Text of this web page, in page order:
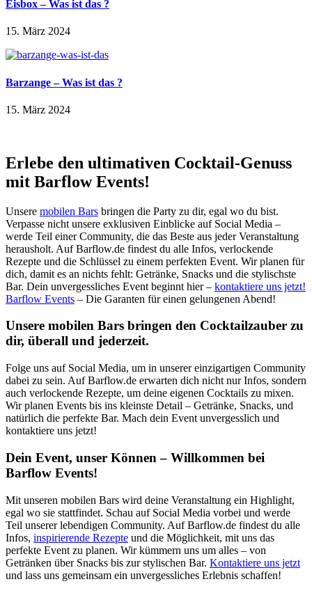
Eisbox – Was ist das ?
15. März 2024
Barzange – Was ist das ?
15. März 2024
Erlebe den ultimativen Cocktail-Genuss
mit Barflow Events!
Unsere mobilen Bars bringen die Party zu dir, egal wo du bist.
Verpasse nicht unsere exklusiven Einblicke auf Social Media –
werde Teil einer Community, die das Beste aus jeder Veranstaltung
herausholt. Auf Barflow.de findest du alle Infos, verlockende
Rezepte und die Schlüssel zu einem perfekten Event. Wir planen für
dich, damit es an nichts fehlt: Getränke, Snacks und die stylischste
Bar. Dein unvergessliches Event beginnt hier – kontaktiere uns jetzt!
Barflow Events – Die Garanten für einen gelungenen Abend!
Unsere mobilen Bars bringen den Cocktailzauber zu
dir, überall und jederzeit.
Folge uns auf Social Media, um in unserer einzigartigen Community
dabei zu sein. Auf Barflow.de erwarten dich nicht nur Infos, sondern
auch verlockende Rezepte, um deine eigenen Cocktails zu mixen.
Wir planen Events bis ins kleinste Detail – Getränke, Snacks, und
natürlich die perfekte Bar. Mach dein Event unvergesslich und
kontaktiere uns jetzt!
Dein Event, unser Können – Willkommen bei
Barflow Events!
Mit unseren mobilen Bars wird deine Veranstaltung ein Highlight,
egal wo sie stattfindet. Schau auf Social Media vorbei und werde
Teil unserer lebendigen Community. Auf Barflow.de findest du alle
Infos, inspirierende Rezepte und die Möglichkeit, mit uns das
perfekte Event zu planen. Wir kümmern uns um alles – von
Getränken über Snacks bis zur stylischen Bar. Kontaktiere uns jetzt
und lass uns gemeinsam ein unvergessliches Erlebnis schaffen!